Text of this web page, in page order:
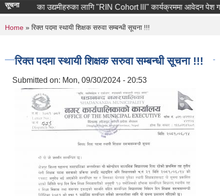
सूचना फर्केका उद्यमीहरुका लागि "RIN Cohort lll" कार्यक्रममा आवेदन पेश गर्ने
You are here
Home » रिक्त पदमा स्थायी शिक्षक सरुवा सम्बन्धी सूचना !!!
रिक्त पदमा स्थायी शिक्षक सरुवा सम्बन्धी सूचना !!!
Submitted on: Mon, 09/30/2024 - 20:53